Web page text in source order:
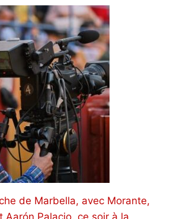
de Marbella, avec Morante,